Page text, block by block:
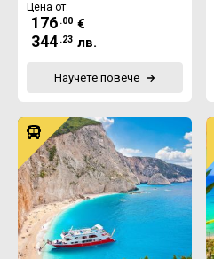
Цена от:
176 .00 €
344 .23 лв.
Научете повече